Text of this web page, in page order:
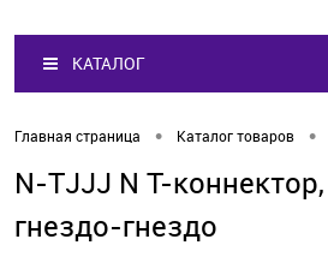
КАТАЛОГ
Главная страница • Каталог товаров •
N-TJJJ N T-
гнездо-гнездо